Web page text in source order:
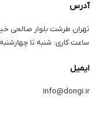
آدرس
تهران طرشت بلوار صالحی
ساعت کاری: شنبه تا چهارشنبه ۹ تا ۱۷
ایمیل
info@dongi.ir